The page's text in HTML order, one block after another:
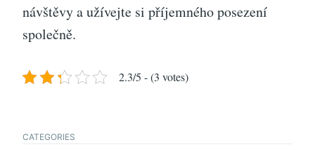
návštěvy a užívejte si příjemného posezení
společně.
2.3/5 - (3 votes)
CATEGORIES